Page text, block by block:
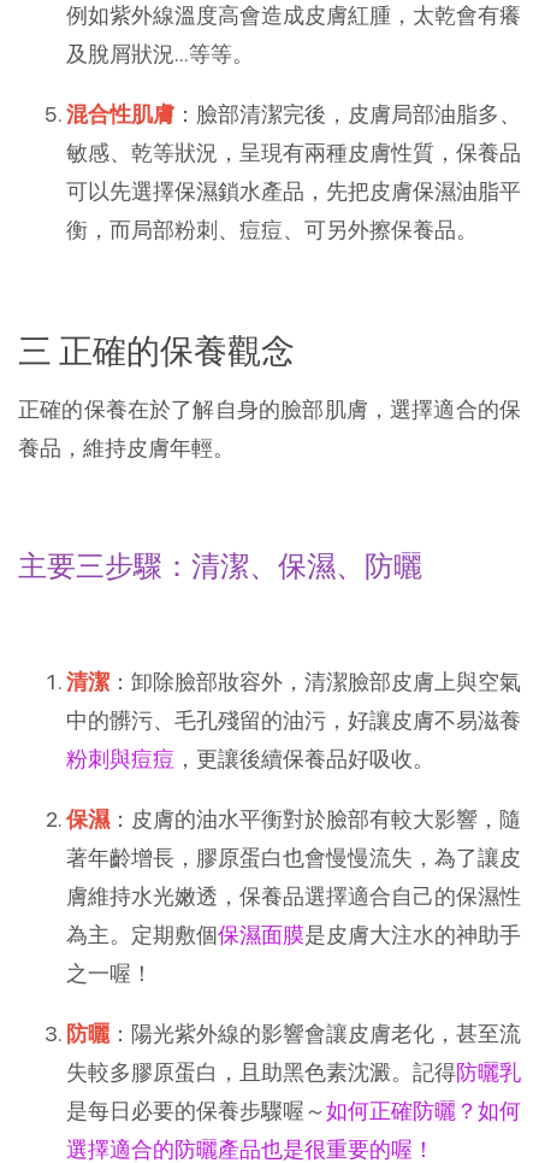
例如紫外線溫度高會造成皮膚紅腫，太乾會有癢
及脫屑狀況…等等。
混合性肌膚 ：臉部清潔完後，皮膚局部油脂多、
敏感、乾等狀況，呈現有兩種皮膚性質，保養品
可以先選擇保濕鎖水產品，先把皮膚保濕油脂平
衡，而局部粉刺、痘痘、可另外擦保養品。
三 正確的保養觀念
正確的保養在於了解自身的臉部肌膚，選擇適合的保
養品，維持皮膚年輕。
主要三步驟：清潔、保濕、防曬
清潔 ：卸除臉部妝容外，清潔臉部皮膚上與空氣
中的髒污、毛孔殘留的油污，好讓皮膚不易滋養
粉刺與痘痘 ，更讓後續保養品好吸收。
保濕：皮膚的油水平衡對於臉部有較大影響，隨
著年齡增長，膠原蛋白也會慢慢流失，為了讓皮
膚維持水光嫩透，保養品選擇適合自己的保濕性
為主。定期敷個保濕面膜是皮膚大注水的神助手
之一喔！
防曬：陽光紫外線的影響會讓皮膚老化，甚至流
失較多膠原蛋白，且助黑色素沈澱。記得防曬乳
是每日必要的保養步驟喔～如何正確防曬？如何
選擇適合的防曬產品也是很重要的喔！